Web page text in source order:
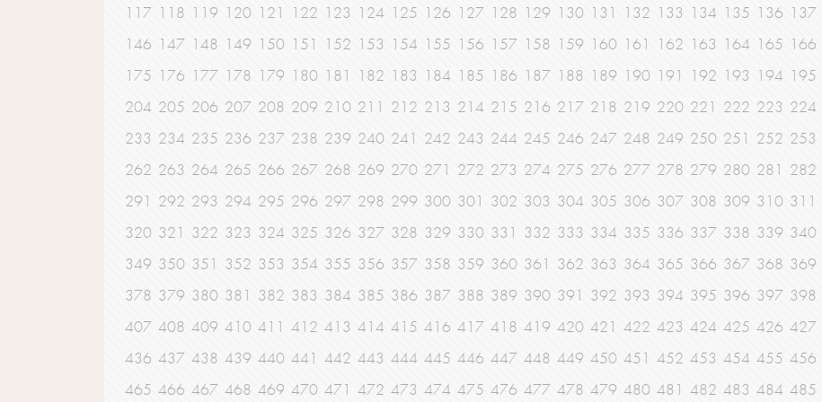
117 118 119 120 121 122 123 124 125 126 127 128 129 130 131 132 133 134 135 136 137
146 147 148 149 150 151 152 153 154 155 156 157 158 159 160 161 162 163 164 165 166
175 176 177 178 179 180 181 182 183 184 185 186 187 188 189 190 191 192 193 194 195
204 205 206 207 208 209 210 211 212 213 214 215 216 217 218 219 220 221 222 223 224
233 234 235 236 237 238 239 240 241 242 243 244 245 246 247 248 249 250 251 252 253
262 263 264 265 266 267 268 269 270 271 272 273 274 275 276 277 278 279 280 281 282
291 292 293 294 295 296 297 298 299 300 301 302 303 304 305 306 307 308 309 310 311
320 321 322 323 324 325 326 327 328 329 330 331 332 333 334 335 336 337 338 339 340
349 350 351 352 353 354 355 356 357 358 359 360 361 362 363 364 365 366 367 368 369
378 379 380 381 382 383 384 385 386 387 388 389 390 391 392 393 394 395 396 397 398
407 408 409 410 411 412 413 414 415 416 417 418 419 420 421 422 423 424 425 426 427
436 437 438 439 440 441 442 443 444 445 446 447 448 449 450 451 452 453 454 455 456
465 466 467 468 469 470 471 472 473 474 475 476 477 478 479 480 481 482 483 484 485